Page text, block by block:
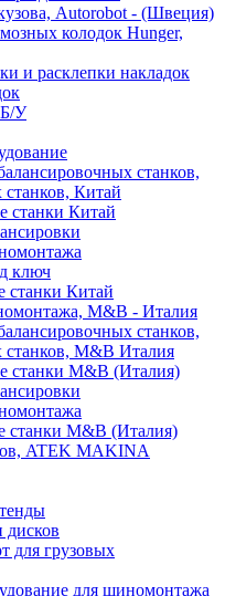
Autorobot - (Швеция)
колодок Hunger,
и расклепки накладок
Б/У
станков,
Китай
станки Китай
ключ
Китай
M&B - Италия
станков,
M&B Италия
станки M&B (Италия)
M&B (Италия)
ATEK MAKINA
дисков
для грузовых
для шиномонтажа